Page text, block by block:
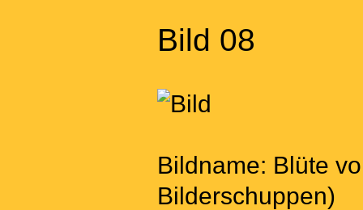
Bild 08
Bildname: Blüte
Bilderschuppen)